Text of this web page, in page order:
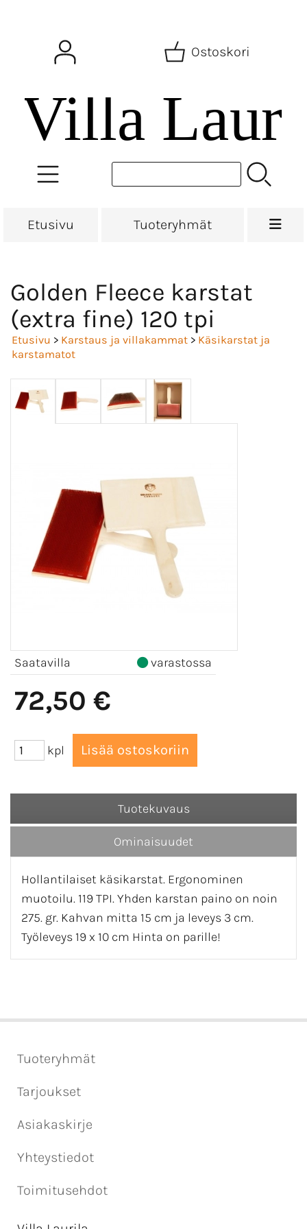
Ostoskori
Etusivu Tuoteryhmät
Golden Fleece karstat
(extra fine) 120 tpi
Etusivu > Karstaus ja villakammat > Käsikarstat ja
karstamatot
Saatavilla varastossa
72,50 €
kpl
Tuotekuvaus
Ominaisuudet
Hollantilaiset käsikarstat. Ergonominen
muotoilu. 119 TPI. Yhden karstan paino on noin
275. gr. Kahvan mitta 15 cm ja leveys 3 cm.
Työleveys 19 x 10 cm Hinta on parille!
Tuoteryhmät
Tarjoukset
Asiakaskirje
Yhteystiedot
Toimitusehdot